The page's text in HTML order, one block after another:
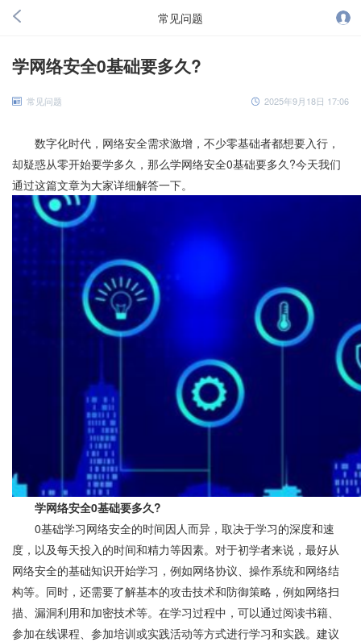
常见问题
学网络安全0基础要多久?
常见问题 2025年9月18日 17:06
数字化时代，网络安全需求激增，不少零基础者都想要入行，
却疑惑从零开始要学多久，那么学网络安全0基础要多久?今天我们
通过这篇文章为大家详细解答一下。
学网络安全0基础要多久?
0基础学习网络安全的时间因人而异，取决于学习的深度和速
度，以及每天投入的时间和精力等因素。对于初学者来说，最好从
网络安全的基础知识开始学习，例如网络协议、操作系统和网络结
构等。同时，还需要了解基本的攻击技术和防御策略，例如网络扫
描、漏洞利用和加密技术等。在学习过程中，可以通过阅读书籍、
参加在线课程、参加培训或实践活动等方式进行学习和实践。建议